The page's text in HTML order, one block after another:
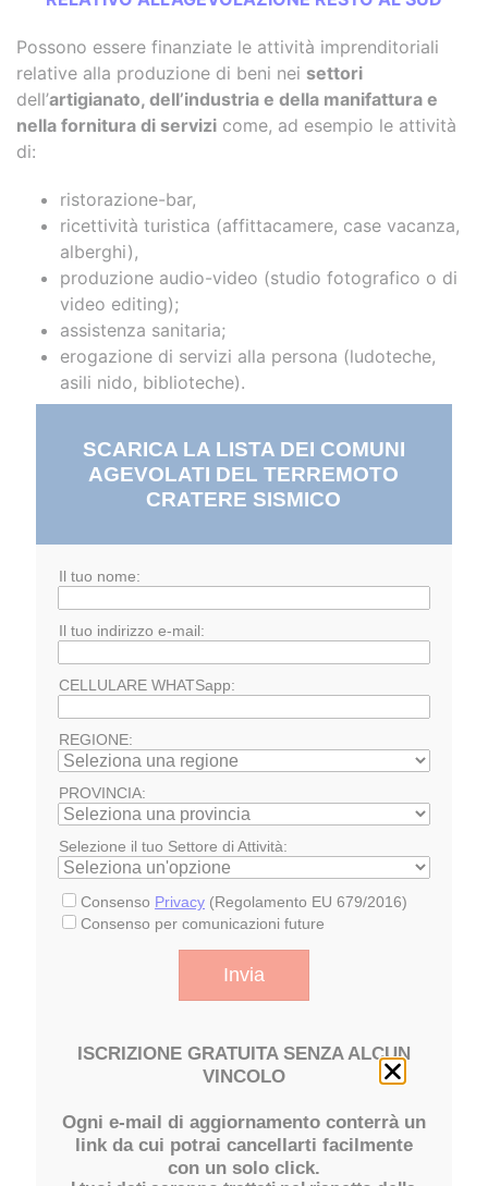
Possono essere finanziate le attività imprenditoriali
relative alla produzione di beni nei settori
dell’artigianato, dell’industria e della manifattura e
nella fornitura di servizi come, ad esempio le attività
di:
ristorazione-bar,
ricettività turistica (affittacamere, case vacanza,
alberghi),
produzione audio-video (studio fotografico o di
video editing);
assistenza sanitaria;
erogazione di servizi alla persona (ludoteche,
asili nido, biblioteche).